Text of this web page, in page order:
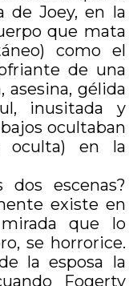
de Joey, en la
que mata
como el
de una
asesina, gélida
inusitada y
ocultaban
oculta) en la
escenas?
existe en
que lo
se horrorice.
la esposa la
Fogerty